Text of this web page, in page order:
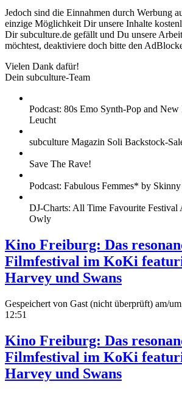
Jedoch sind die Einnahmen durch Werbung
einzige Möglichkeit Dir unsere Inhalte
Dir subculture.de gefällt und Du unsere
möchtest, deaktiviere doch bitte den
Vielen Dank dafür!
Dein subculture-Team
Podcast: 80s Emo Synth-Pop and
Leucht
subculture Magazin Soli Backstock-
Save The Rave!
Podcast: Fabulous Femmes* by
DJ-Charts: All Time Favourite Festival
Owly
Kino Freiburg: Das
Filmfestival im KoKi
Harvey und Swans
Gespeichert von Gast (nicht überprüft) am/
12:51
Kino Freiburg: Das
Filmfestival im KoKi
Harvey und Swans